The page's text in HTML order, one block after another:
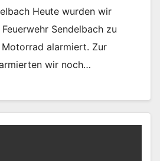
Heute wurden wir
Sendelbach zu
Motorrad alarmiert. Zur
wir noch…